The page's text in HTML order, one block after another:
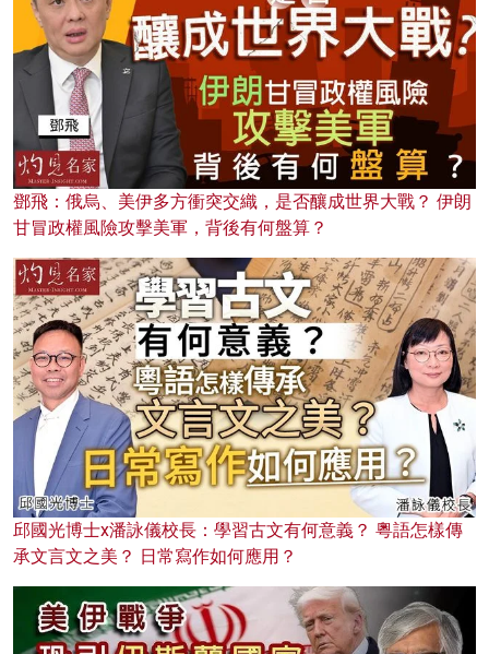
鄧飛：俄烏、美伊多方衝突交織，是否釀成世界大戰？ 伊朗
甘冒政權風險攻擊美軍，背後有何盤算？
邱國光博士x潘詠儀校長：學習古文有何意義？ 粵語怎樣傳
承文言文之美？ 日常寫作如何應用？